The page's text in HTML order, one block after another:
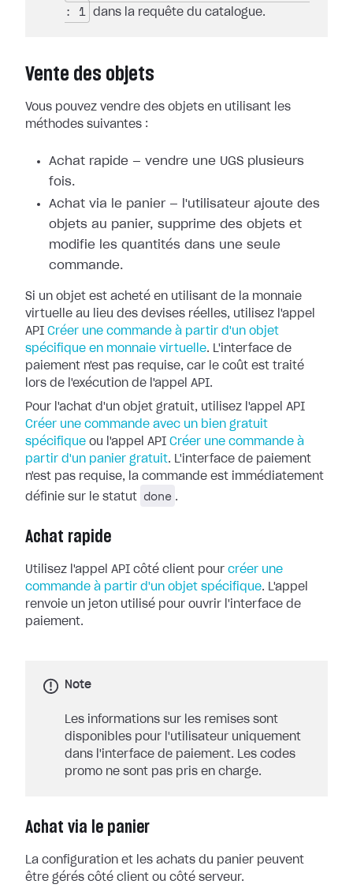
: 1
dans la requête du catalogue.
Vente des objets
Vous pouvez vendre des objets en utilisant les
méthodes suivantes :
Achat rapide — vendre une UGS plusieurs
fois.
Achat via le panier — l'utilisateur ajoute des
objets au panier, supprime des objets et
modifie les quantités dans une seule
commande.
Si un objet est acheté en utilisant de la monnaie
virtuelle au lieu des devises réelles, utilisez l'appel
API Créer une commande à partir d'un objet
spécifique en monnaie virtuelle. L'interface de
paiement n'est pas requise, car le coût est traité
lors de l'exécution de l'appel API.
Pour l'achat d'un objet gratuit, utilisez l'appel API
Créer une commande avec un bien gratuit
spécifique ou l'appel API Créer une commande à
partir d'un panier gratuit. L'interface de paiement
n'est pas requise, la commande est immédiatement
définie sur le statut
done .
Achat rapide
Utilisez l'appel API côté client pour créer une
commande à partir d'un objet spécifique. L'appel
renvoie un jeton utilisé pour ouvrir l'interface de
paiement.
Note
Les informations sur les remises sont
disponibles pour l'utilisateur uniquement
dans l'interface de paiement. Les codes
promo ne sont pas pris en charge.
Achat via le panier
La configuration et les achats du panier peuvent
être gérés côté client ou côté serveur.